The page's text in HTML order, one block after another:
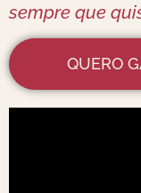
sempre que
QUERO